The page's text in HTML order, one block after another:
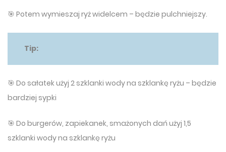
🎯 Potem wymieszaj ryż widelcem – będzie pulchniejszy.
Tip:
🎯 Do sałatek użyj 2 szklanki wody na szklankę ryżu – będzie
bardziej sypki
🎯 Do burgerów, zapiekanek, smażonych dań użyj 1,5
szklanki wody na szklankę ryżu